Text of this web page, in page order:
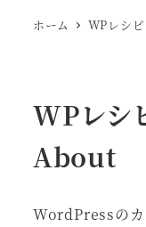
ホーム WPレシ
WPレシ
About
WordPressのカ